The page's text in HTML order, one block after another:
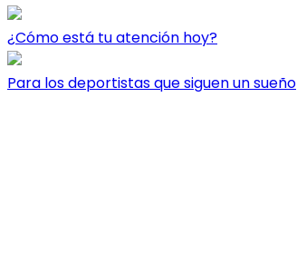
¿Cómo está tu atención hoy?
Para los deportistas que siguen un sueño